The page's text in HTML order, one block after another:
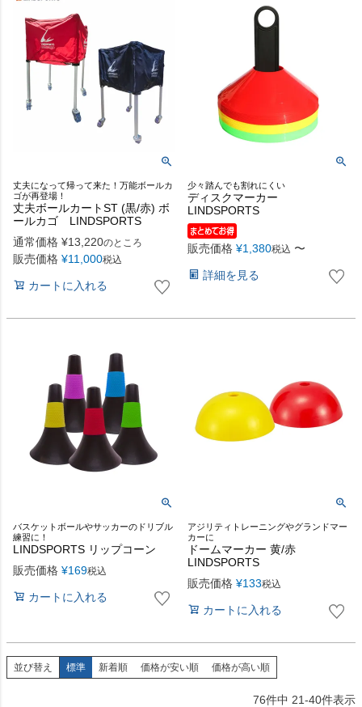
丈夫になって帰って来た！万能ボールカ
ゴが再登場！
丈夫ボールカートST (黒/赤) ボ
ールカゴ LINDSPORTS
通常価格 ¥13,220のところ
販売価格 ¥11,000税込
カートに入れる
少々踏んでも割れにくい
ディスクマーカー
LINDSPORTS
販売価格 ¥1,380税込 〜
詳細を見る
バスケットボールやサッカーのドリブル
練習に！
LINDSPORTS リップコーン
販売価格 ¥169税込
カートに入れる
アジリティトレーニングやグランドマー
カーに
ドームマーカー 黄/赤
LINDSPORTS
販売価格 ¥133税込
カートに入れる
並び替え 標準 新着順 価格が安い順 価格が高い順
76件中 21-40件表示